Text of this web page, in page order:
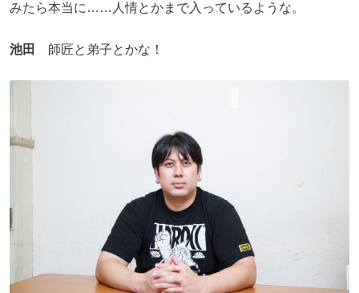
みたら本当に……人情とかまで入っているような。
池田 師匠と弟子とかな！